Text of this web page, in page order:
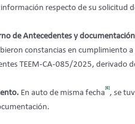
respecto de su solicitud
de Antecedentes y
constancias en cumplimiento
TEEM-CA-085/2025, derivado
En auto de misma fecha
[6]
, se